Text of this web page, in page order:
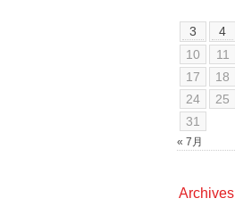
3
4
10
11
17
18
24
25
31
« 7月
Archives